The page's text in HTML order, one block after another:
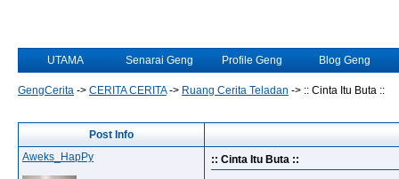
UTAMA Senarai Geng Profile Geng Blog Geng
GengCerita -> CERITA CERITA-> Ruang Cerita Teladan -> :: Cinta Itu Buta ::
Post Info
Aweks_HapPy
:: Cinta Itu Buta ::